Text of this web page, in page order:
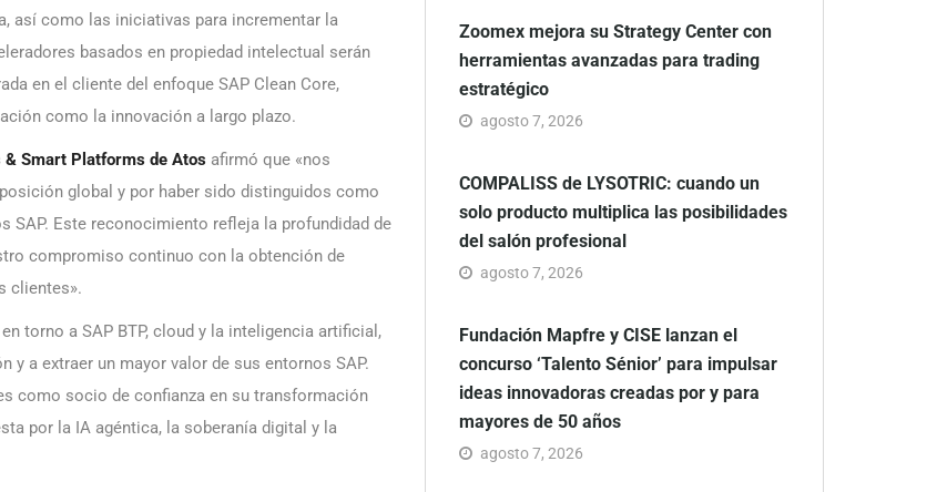
así como las iniciativas para incrementar la
basados en propiedad intelectual serán
en el cliente del enfoque SAP Clean Core,
como la innovación a largo plazo.
Smart Platforms de Atos afirmó que «nos
global y por haber sido distinguidos como
SAP. Este reconocimiento refleja la profundidad de
compromiso continuo con la obtención de
clientes».
torno a SAP BTP, cloud y la inteligencia artificial,
a extraer un mayor valor de sus entornos SAP.
como socio de confianza en su transformación
por la IA agéntica, la soberanía digital y la
Zoomex mejora su Strategy Center con
herramientas avanzadas para trading
estratégico
agosto 7, 2026
COMPALISS de LYSOTRIC: cuando un
solo producto multiplica las posibilidades
del salón profesional
agosto 7, 2026
Fundación Mapfre y CISE lanzan el
concurso ‘Talento Sénior’ para impulsar
ideas innovadoras creadas por y para
mayores de 50 años
agosto 7, 2026